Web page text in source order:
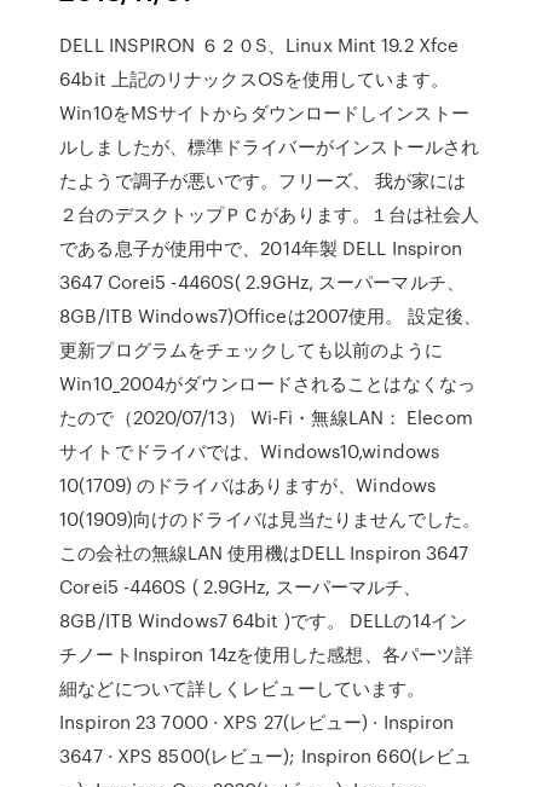
DELL INSPIRON ６２０S、Linux Mint 19.2 Xfce
64bit 上記のリナックスOSを使用しています。
Win10をMSサイトからダウンロードしインストー
ルしましたが、標準ドライバーがインストールされ
たようで調子が悪いです。フリーズ、 我が家には
２台のデスクトップＰＣがあります。１台は社会人
である息子が使用中で、2014年製 DELL Inspiron
3647 Corei5 -4460S( 2.9GHz, スーパーマルチ、
8GB/ITB Windows7)Officeは2007使用。 設定後、
更新プログラムをチェックしても以前のように
Win10_2004がダウンロードされることはなくなっ
たので（2020/07/13） Wi-Fi・無線LAN： Elecom
サイトでドライバでは、Windows10,windows
10(1709) のドライバはありますが、Windows
10(1909)向けのドライバは見当たりませんでした。
この会社の無線LAN 使用機はDELL Inspiron 3647
Corei5 -4460S ( 2.9GHz, スーパーマルチ、
8GB/ITB Windows7 64bit )です。 DELLの14イン
チノートInspiron 14zを使用した感想、各パーツ詳
細などについて詳しくレビューしています。
Inspiron 23 7000 · XPS 27(レビュー) · Inspiron
3647 · XPS 8500(レビュー); Inspiron 660(レビュ